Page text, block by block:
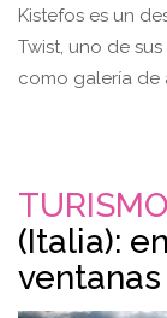
Kistefos es un
Twist, uno de
como galería de
TURISMO
(Italia):